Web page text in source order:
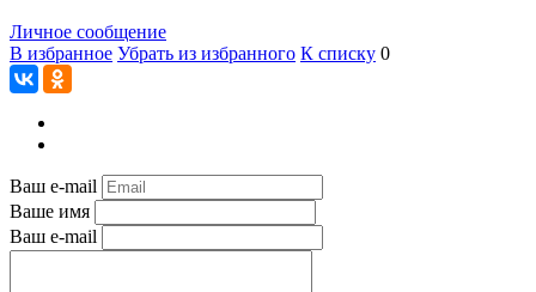
Личное сообщение
В избранное Убрать из избранного К списку 0
Ваш e-mail
Ваше имя
Ваш e-mail